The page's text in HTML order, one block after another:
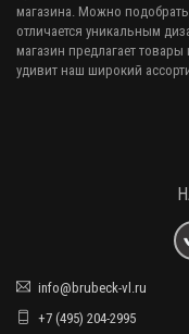
магазина. Можно
отличается уникальным
магазин предлагает
удивит наш широкий
info@brubeck-vl.ru
+7 (495) 204-2995